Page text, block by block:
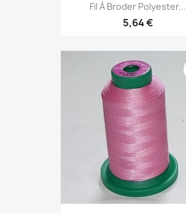
Fil À Broder Polyester...
5,64 €